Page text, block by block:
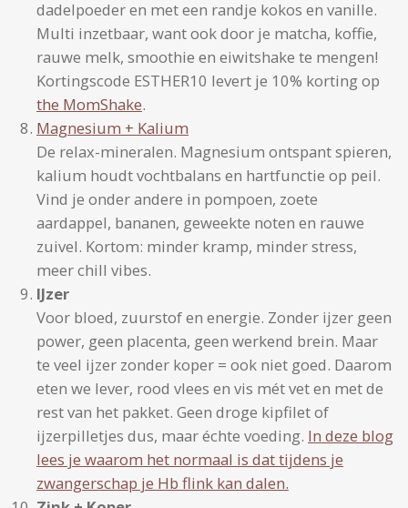
dadelpoeder en met een randje kokos en vanille.
Multi inzetbaar, want ook door je matcha, koffie,
rauwe melk, smoothie en eiwitshake te mengen!
Kortingscode ESTHER10 levert je 10% korting op
the MomShake.
Magnesium + Kalium
De relax-mineralen. Magnesium ontspant spieren,
kalium houdt vochtbalans en hartfunctie op peil.
Vind je onder andere in pompoen, zoete
aardappel, bananen, geweekte noten en rauwe
zuivel. Kortom: minder kramp, minder stress,
meer chill vibes.
IJzer
Voor bloed, zuurstof en energie. Zonder ijzer geen
power, geen placenta, geen werkend brein. Maar
te veel ijzer zonder koper = ook niet goed. Daarom
eten we lever, rood vlees en vis mét vet en met de
rest van het pakket. Geen droge kipfilet of
ijzerpilletjes dus, maar échte voeding. In deze blog
lees je waarom het normaal is dat tijdens je
zwangerschap je Hb flink kan dalen.